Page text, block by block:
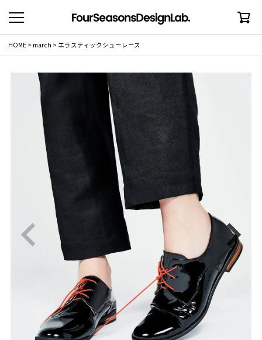
HOME march エラスティックシューレース